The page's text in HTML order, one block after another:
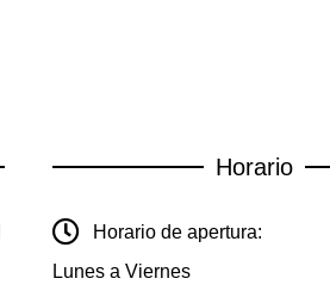
Horario
Horario de apertura:
Lunes a Viernes